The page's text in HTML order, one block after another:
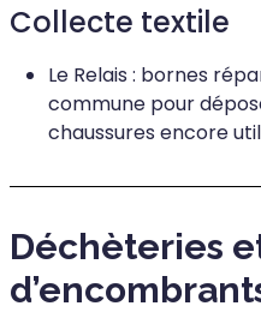
Collecte textile
Le Relais : bornes
commune pour
chaussures encore
Déchèteries